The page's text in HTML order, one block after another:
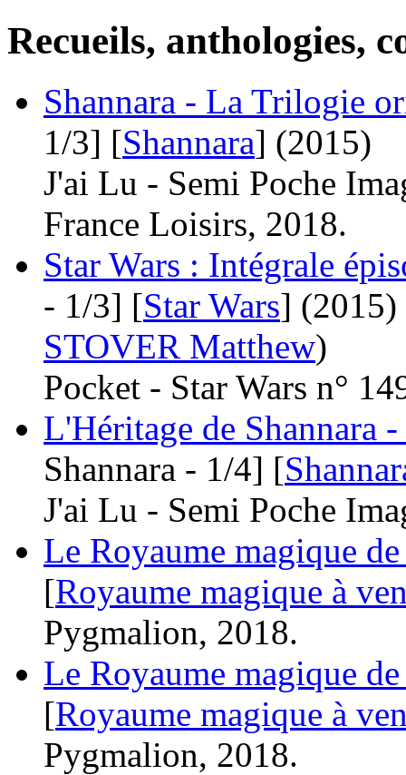
Recueils, anthologies,
Shannara - La Trilogie
1/3] [Shannara] (2015)
J'ai Lu - Semi Poche
France Loisirs, 2018.
Star Wars : Intégrale
- 1/3] [Star Wars] (2015)
STOVER Matthew)
Pocket - Star Wars n°
L'Héritage de Shannara
Shannara - 1/4] [
J'ai Lu - Semi Poche
Le Royaume magique
[Royaume magique à
Pygmalion, 2018.
Le Royaume magique
[Royaume magique à
Pygmalion, 2018.